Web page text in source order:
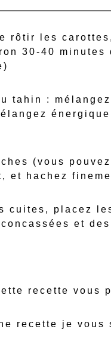
rôtir les
30-40 minutes
tahin :
(vous
et hachez
cuites, placez
et
recette vous
recette je vous